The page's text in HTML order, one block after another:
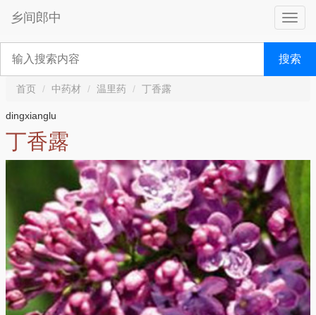
乡间郎中
搜索
首页 中药材 温里药 丁香露
dingxianglu
丁香露